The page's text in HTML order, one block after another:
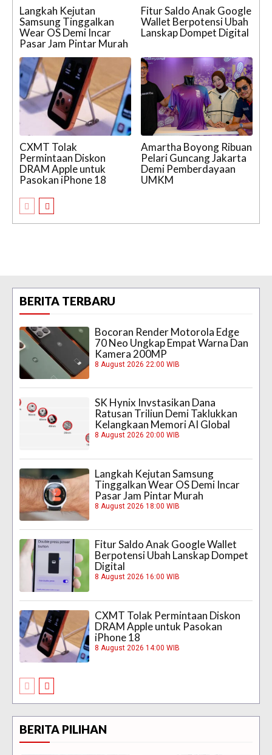
Langkah Kejutan
Samsung Tinggalkan
Wear OS Demi Incar
Pasar Jam Pintar Murah
Fitur Saldo Anak Google
Wallet Berpotensi Ubah
Lanskap Dompet Digital
CXMT Tolak
Permintaan Diskon
DRAM Apple untuk
Pasokan iPhone 18
Amartha Boyong Ribuan
Pelari Guncang Jakarta
Demi Pemberdayaan
UMKM
BERITA TERBARU
Bocoran Render Motorola Edge
70 Neo Ungkap Empat Warna Dan
Kamera 200MP
8 August 2026 22:00 WIB
SK Hynix Invstasikan Dana
Ratusan Triliun Demi Taklukkan
Kelangkaan Memori AI Global
8 August 2026 20:00 WIB
Langkah Kejutan Samsung
Tinggalkan Wear OS Demi Incar
Pasar Jam Pintar Murah
8 August 2026 18:00 WIB
Fitur Saldo Anak Google Wallet
Berpotensi Ubah Lanskap Dompet
Digital
8 August 2026 16:00 WIB
CXMT Tolak Permintaan Diskon
DRAM Apple untuk Pasokan
iPhone 18
8 August 2026 14:00 WIB
BERITA PILIHAN